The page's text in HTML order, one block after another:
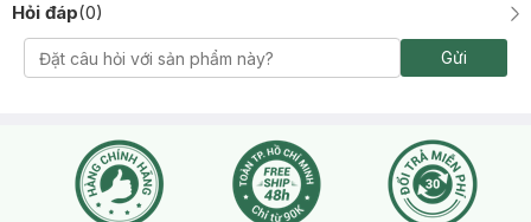
Hỏi đáp(0)
Gửi